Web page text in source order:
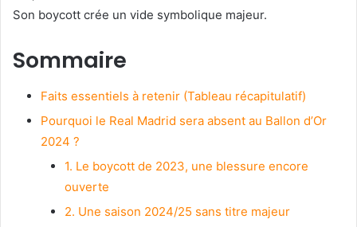
Son boycott crée un vide symbolique majeur.
Sommaire
Faits essentiels à retenir (Tableau récapitulatif)
Pourquoi le Real Madrid sera absent au Ballon d’Or
2024 ?
1. Le boycott de 2023, une blessure encore
ouverte
2. Une saison 2024/25 sans titre majeur